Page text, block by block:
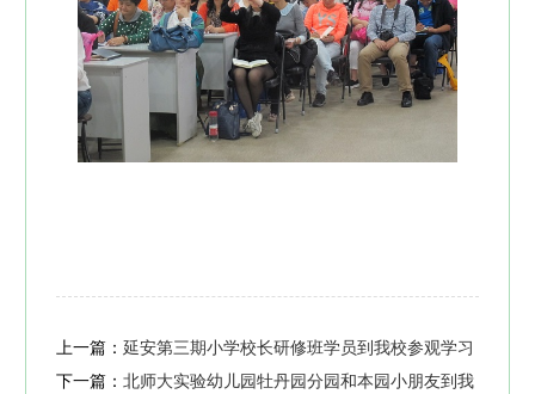
上一篇：延安第三期小学校长研修班学员到我校参观学习
下一篇：北师大实验幼儿园牡丹园分园和本园小朋友到我